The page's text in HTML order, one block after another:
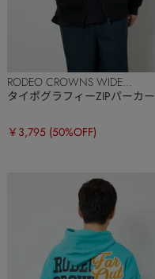
RODEO CROWNS WIDE
BOWL
タイポグラフィーZIPパーカー
￥3,795 (50%OFF)